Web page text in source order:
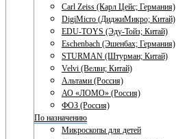
Carl Zeiss (Карл Цейс; Германия)
DigiMicro (ДиджиМикро; Китай)
EDU-TOYS (Эду-Тойз; Китай)
Eschenbach (Эшенбах; Германия)
STURMAN (Штурман; Китай)
Velvi (Велви; Китай)
Альтами (Россия)
АО «ЛОМО» (Россия)
ФОЗ (Россия)
По назначению
Микроскопы для детей